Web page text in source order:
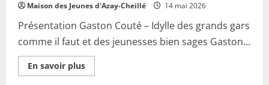
Maison des Jeunes d'Azay-Cheillé 14 mai 2026
Présentation Gaston Couté – Idylle des grands gars
comme il faut et des jeunesses bien sages Gaston...
En savoir plusEn
savoir